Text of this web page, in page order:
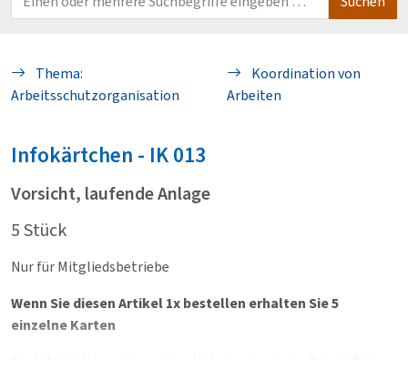
Thema:
Arbeitsschutzorganisation
Koordination von
Arbeiten
Infokärtchen - IK013
Vorsicht, laufende Anlage
5 Stück
Nur für Mitgliedsbetriebe
Wenn Sie diesen Artikel 1x bestellen erhalten Sie 5
einzelne Karten